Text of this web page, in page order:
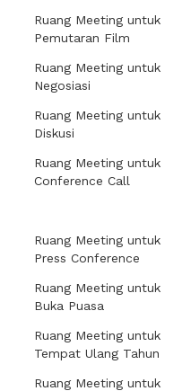
Ruang Meeting untuk
Pemutaran Film
Ruang Meeting untuk
Negosiasi
Ruang Meeting untuk
Diskusi
Ruang Meeting untuk
Conference Call
Ruang Meeting untuk
Press Conference
Ruang Meeting untuk
Buka Puasa
Ruang Meeting untuk
Tempat Ulang Tahun
Ruang Meeting untuk